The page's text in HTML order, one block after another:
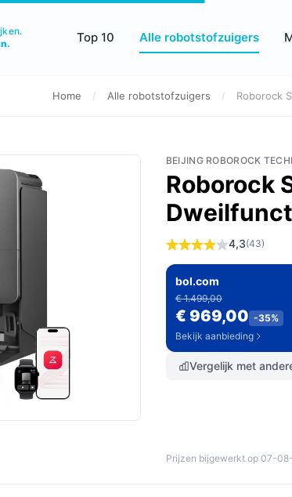
Top 10 Alle robotstofzuigers
Home / Alle robotstofzuigers / Roborock
BEIJING ROBOROCK
Roborock
4,3(43)
bol.com
€ 1.499,00
€ 969,00 -35%
Bekijk aanbieding
Vergelijk met
Prijzen bijgewerkt op 07-